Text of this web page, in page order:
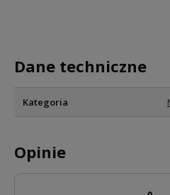
Dane techniczne
Kategoria
Opinie